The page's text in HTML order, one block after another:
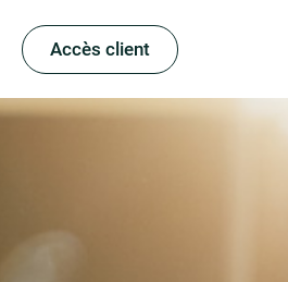
Accès client